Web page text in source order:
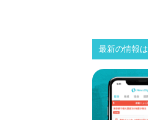
最新の情報は